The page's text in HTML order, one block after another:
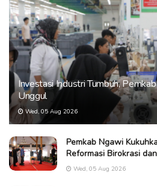
Investasi Industri Tumbuh,
Unggul
Wed, 05 Aug 2026
Pemkab Ngawi
Reformasi Birokrasi
Wed, 05 Aug 2026